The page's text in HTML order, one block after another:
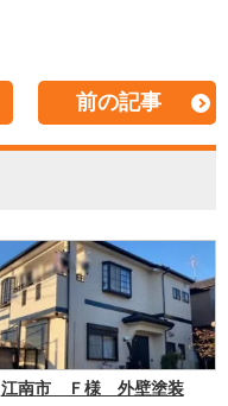
前の記事
江南市 Ｆ様 外壁塗装